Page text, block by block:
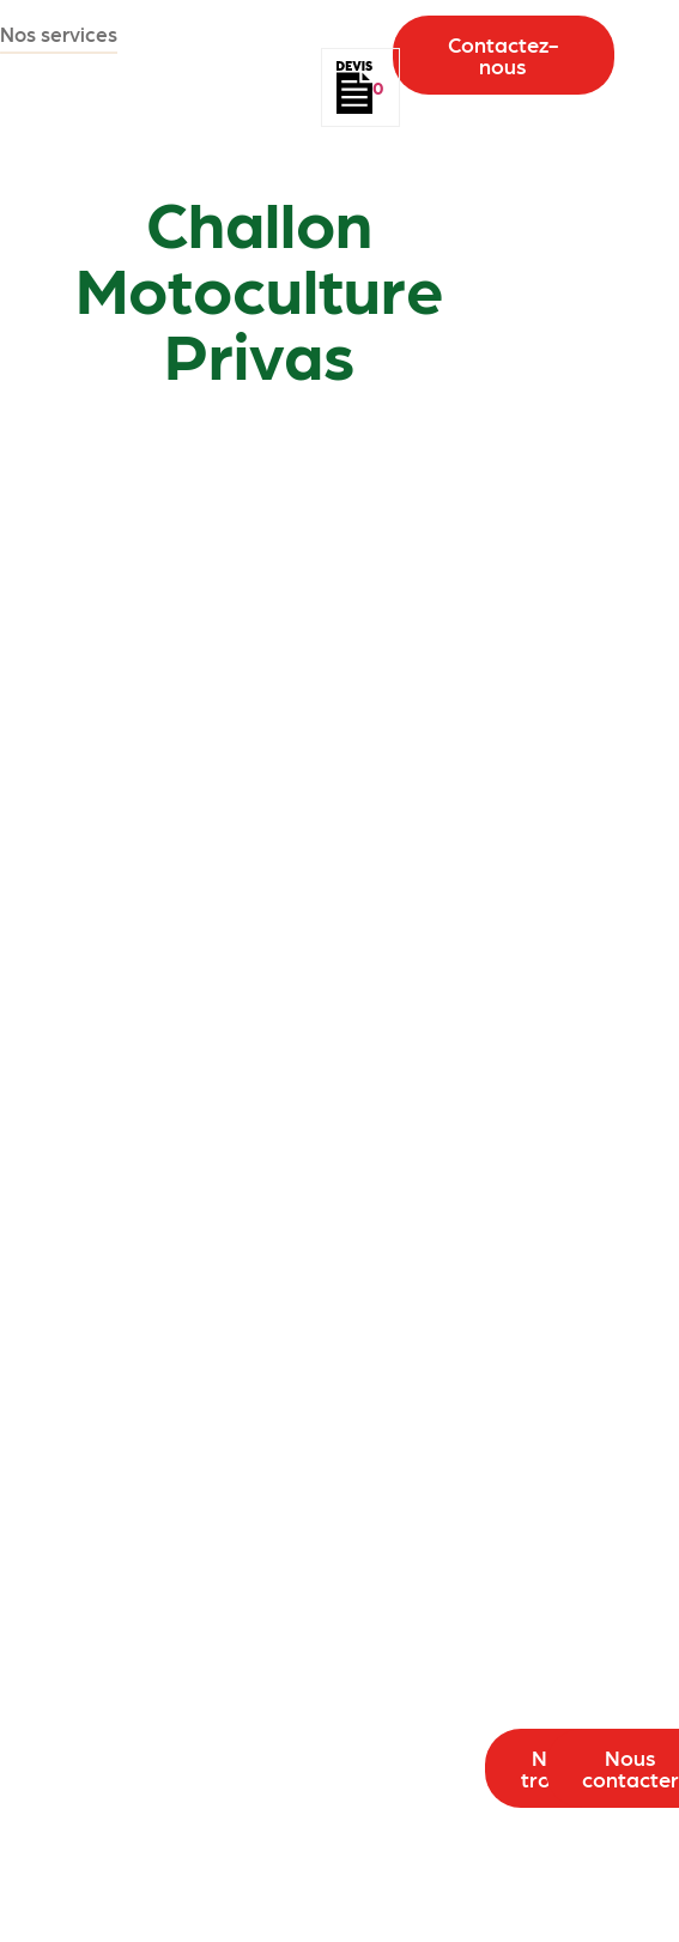
Nos services
0
Contactez-
nous
Challon
Motoculture
Privas
Nous
trouver
Nous
contacter